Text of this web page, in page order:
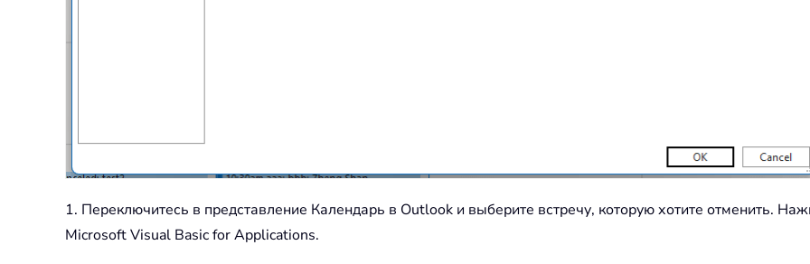
1. Переключитесь в представление Календарь в Outlook и выберите встречу, которую хотите отменить.
Microsoft Visual Basic for Applications.